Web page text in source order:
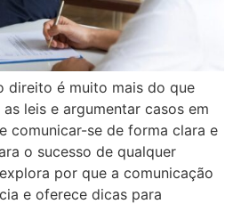
direito é muito mais do que
leis e argumentar casos em
comunicar-se de forma clara e
o sucesso de qualquer
por que a comunicação
e oferece dicas para